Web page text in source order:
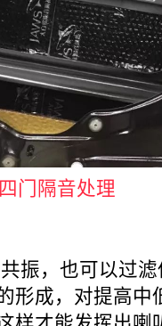
四门隔音处理
振，也可以过
形成，对提高中